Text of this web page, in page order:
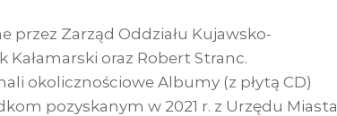
przez Zarząd Oddziału Kujawsko-
oraz Robert Stranc.
okolicznościowe Albumy (z płytą CD)
pozyskanym w 2021 r. z Urzędu Miasta